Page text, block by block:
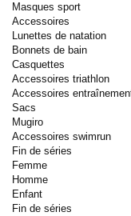
Masques sport
Accessoires
Lunettes de natation
Bonnets de bain
Casquettes
Accessoires triathlon
Accessoires
Sacs
Mugiro
Accessoires swimrun
Fin de séries
Femme
Homme
Enfant
Fin de séries